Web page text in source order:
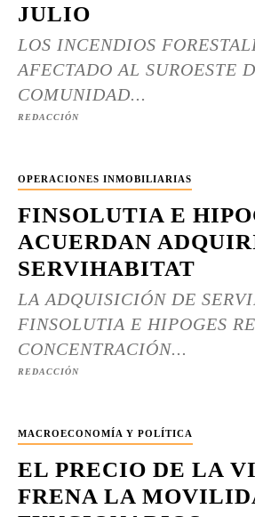
JULIO
LOS INCENDIOS
AFECTADO AL SUROESTE
COMUNIDAD...
REDACCIÓN
OPERACIONES INMOBILIARIAS
FINSOLUTIA E
ACUERDAN
SERVIHABITAT
LA ADQUISICIÓN DE
FINSOLUTIA E HIPOGES
CONCENTRACIÓN...
REDACCIÓN
MACROECONOMÍA Y POLÍTICA
EL PRECIO DE LA
FRENA LA